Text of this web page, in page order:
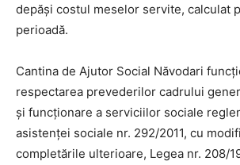
depăşi costul meselor servite, calculat
perioadă.
Cantina de Ajutor Social Năvodari
respectarea prevederilor cadrului
şi funcţionare a serviciilor sociale
asistenței sociale nr. 292/2011, cu
completările ulterioare, Legea nr. 208/